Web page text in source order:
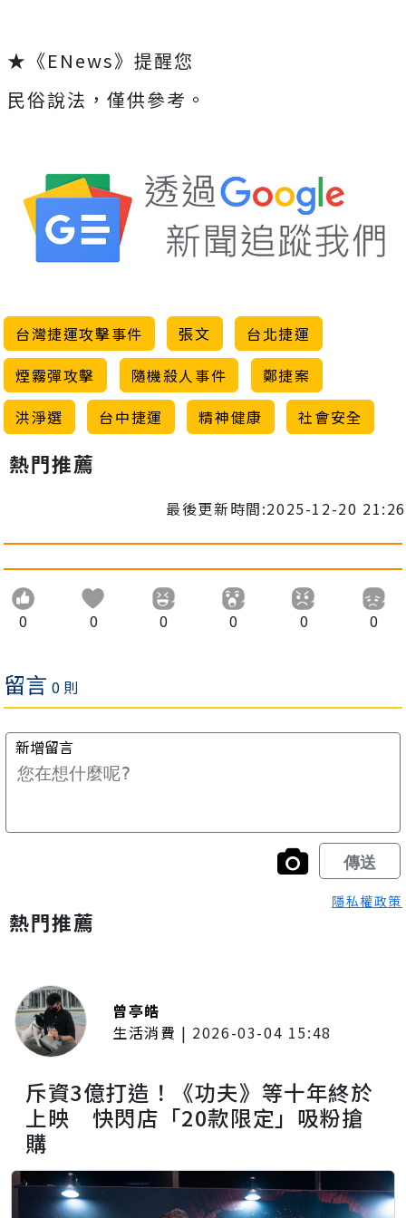
★《ENews》提醒您
民俗說法，僅供參考。
台灣捷運攻擊事件 張文
台北捷運
煙霧彈攻擊
隨機殺人事件
鄭捷案
洪淨選
台中捷運 精神健康 社會安全
熱門推薦
最後更新時間:2025-12-20 21:26
0 0 0 0 0 0
隱私權政策
熱門推薦
曾亭皓
生活消費 | 2026-03-04 15:48
斥資3億打造！《功夫》等十年終於
上映 快閃店「20款限定」吸粉搶
購